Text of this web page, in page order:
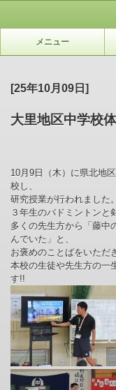
メニュー
[25年10月09日]
大里地区中学校
10月9日（木）に県北地
校し、
研究授業が行われました。
３年生のバドミントンと
多くの先生方から「藤中
んでいた」と、
お褒めのことばをいただ
本校の生徒や先生方の一
す!!